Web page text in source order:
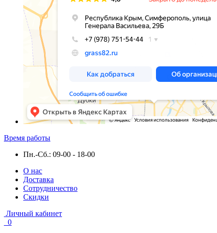
Время работы
Пн.-Сб.: 09-00 - 18-00
О нас
Доставка
Сотрудничество
Скидки
Личный кабинет
0